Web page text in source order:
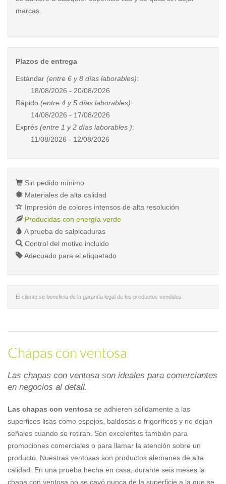
marcas.
Plazos de entrega
Estándar (entre 6 y 8 días laborables):
18/08/2026 - 20/08/2026
Rápido (entre 4 y 5 días laborables):
14/08/2026 - 17/08/2026
Exprés (entre 1 y 2 días laborables ):
11/08/2026 - 12/08/2026
Sin pedido mínimo
Materiales de alta calidad
Impresión de colores intensos de alta resolución
Producidas con energía verde
A prueba de salpicaduras
Control del motivo incluido
Adecuado para el etiquetado
El cliente se beneficia de la garantía legal de los productos vendidos.
Chapas con ventosa
Las chapas con ventosa son ideales para comerciantes
en negocios al detall.
Las chapas con ventosa se adhieren sólidamente a las
superfices lisas como espejos, baldosas o frigoríficos y no dejan
señales cuando se retiran. Son excelentes también para
promociones comerciales o para llamar la atención sobre un
producto. Nuestras ventosas son productos alemanes de alta
calidad. En una prueba hecha en casa, durante seis meses la
chapa con ventosa no se cayó nunca de la superficie a la que se